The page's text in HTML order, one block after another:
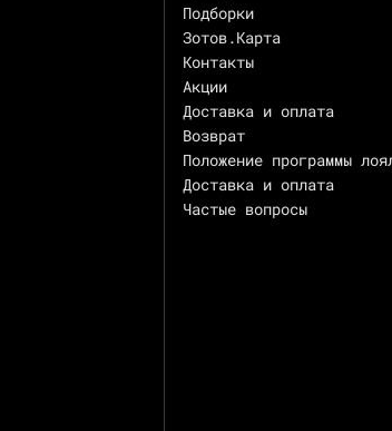
Подборки
Зотов.Карта
Контакты
Акции
Доставка и оплата
Возврат
Положение программы
Доставка и оплата
Частые вопросы